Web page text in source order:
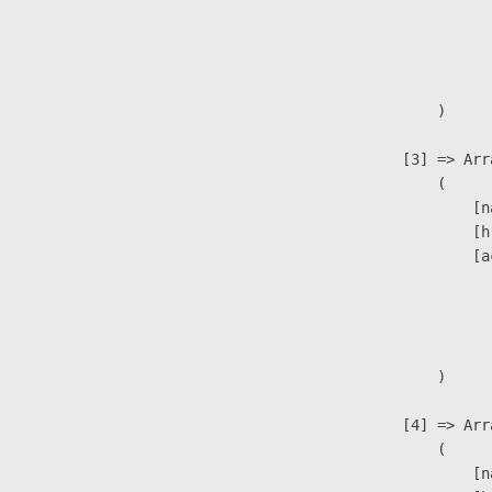
                        )
[3] =>
                        (
                        )
[4] =>
                        (